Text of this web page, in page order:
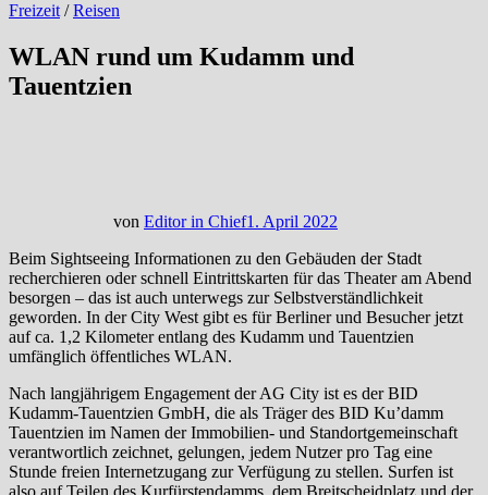
Freizeit /Reisen
WLAN rund um Kudamm und
Tauentzien
von Editor in Chief1. April 2022
Beim Sightseeing Informationen zu den Gebäuden der Stadt
recherchieren oder schnell Eintrittskarten für das Theater am Abend
besorgen – das ist auch unterwegs zur Selbstverständlichkeit
geworden. In der City West gibt es für Berliner und Besucher jetzt
auf ca. 1,2 Kilometer entlang des Kudamm und Tauentzien
umfänglich öffentliches WLAN.
Nach langjährigem Engagement der AG City ist es der BID
Kudamm-Tauentzien GmbH, die als Träger des BID Ku’damm
Tauentzien im Namen der Immobilien- und Standortgemeinschaft
verantwortlich zeichnet, gelungen, jedem Nutzer pro Tag eine
Stunde freien Internetzugang zur Verfügung zu stellen. Surfen ist
also auf Teilen des Kurfürstendamms, dem Breitscheidplatz und der